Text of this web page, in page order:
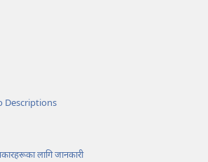
Descriptions
लागि जानकारी